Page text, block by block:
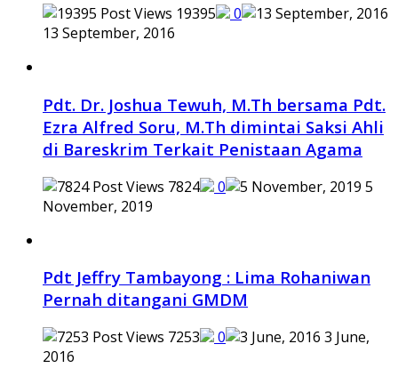
19395
0
13 September, 2016
Pdt. Dr. Joshua Tewuh, M.Th bersama Pdt.
Ezra Alfred Soru, M.Th dimintai Saksi Ahli
di Bareskrim Terkait Penistaan Agama
7824 0
5
November, 2019
Pdt Jeffry Tambayong : Lima Rohaniwan
Pernah ditangani GMDM
7253 0
3 June,
2016